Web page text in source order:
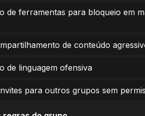
de ferramentas para bloqueio em
de conteúdo
de linguagem ofensiva
para outros grupos sem